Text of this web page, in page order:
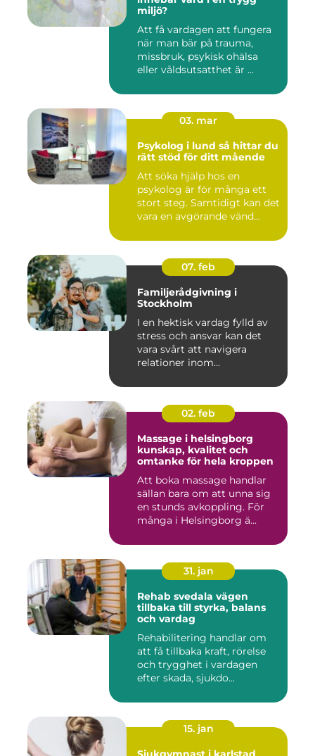
miljö?
Att få vardagen att fungera
när man bär på trauma,
missbruk, psykisk ohälsa
eller våldsutsatthet är ...
03. mar
Psykolog i lund så hittar du
rätt stöd för ditt mående
Att söka hjälp hos en
psykolog är för många ett
stort steg. Samtidigt kan det
vara en avgörande vänd...
07. feb
Familjerådgivning i
Stockholm
I en hektisk vardag fylld av
stress och ansvar kan det
vara svårt att navigera
relationer inom...
02. feb
Massage i helsingborg
kunskap, kvalitet och
omtanke för hela kroppen
Att boka massage handlar
sällan bara om att unna sig
en stunds avkoppling. För
många i Helsingborg ä...
31. jan
Rehab svedala vägen
tillbaka till styrka, balans
och vardag
Rehabilitering handlar om
att få tillbaka kraft, rörelse
och trygghet i vardagen
efter skada, sjukdo...
15. jan